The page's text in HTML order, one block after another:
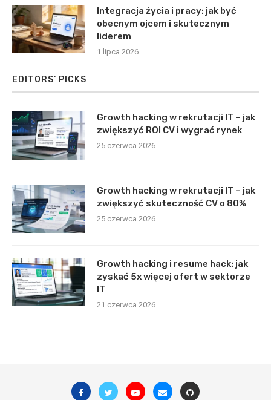
Integracja życia i pracy: jak być
obecnym ojcem i skutecznym
liderem
1 lipca 2026
EDITORS’ PICKS
Growth hacking w rekrutacji IT – jak
zwiększyć ROI CV i wygrać rynek
25 czerwca 2026
Growth hacking w rekrutacji IT – jak
zwiększyć skuteczność CV o 80%
25 czerwca 2026
Growth hacking i resume hack: jak
zyskać 5x więcej ofert w sektorze
IT
21 czerwca 2026